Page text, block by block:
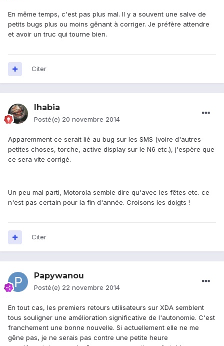
En même temps, c'est pas plus mal. Il y a souvent une salve de
petits bugs plus ou moins gênant à corriger. Je préfère attendre
et avoir un truc qui tourne bien.
Citer
Ihabia
Posté(e) 20 novembre 2014
Apparemment ce serait lié au bug sur les SMS (voire d'autres
petites choses, torche, active display sur le N6 etc.), j'espère que
ce sera vite corrigé.
Un peu mal parti, Motorola semble dire qu'avec les fêtes etc. ce
n'est pas certain pour la fin d'année. Croisons les doigts !
Citer
Papywanou
Posté(e) 22 novembre 2014
En tout cas, les premiers retours utilisateurs sur XDA semblent
tous souligner une amélioration significative de l'autonomie. C'est
franchement une bonne nouvelle. Si actuellement elle ne me
gêne pas, je ne serais pas contre une petite heure